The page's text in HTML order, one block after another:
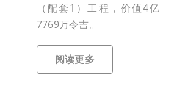
（配套1）工程，价值4亿
7769万令吉。
阅读更多